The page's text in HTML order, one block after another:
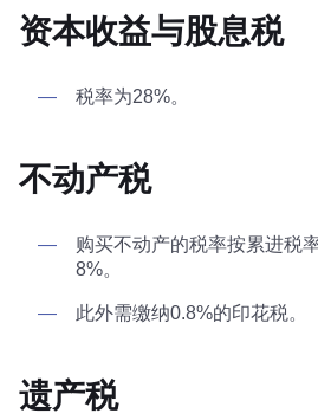
资本收益与股息税
税率为28%。
不动产税
购买不动产的税率按累进税
8%。
此外需缴纳0.8%的印花税。
遗产税